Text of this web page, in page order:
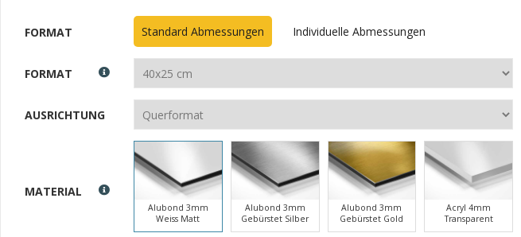
FORMAT Standard Abmessungen Individuelle Abmessungen
FORMAT
AUSRICHTUNG
MATERIAL
Alubond 3mm
Weiss Matt
Alubond 3mm
Gebürstet Silber
Alubond 3mm
Gebürstet Gold
Acryl 4mm
Transparent